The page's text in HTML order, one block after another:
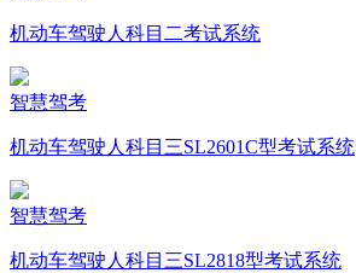
机动车驾驶人科目二考试系统
智慧驾考
机动车驾驶人科目三SL2601C型考试系统
智慧驾考
机动车驾驶人科目三SL2818型考试系统